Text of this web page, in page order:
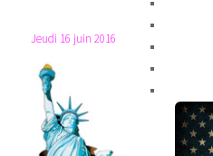
Jeudi 16 juin 2016